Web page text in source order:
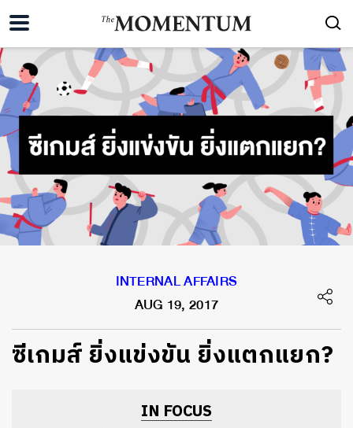
INTERNAL AFFAIRS
AUG 19, 2017
ซีเกมส์ ยิ่งแข่งขัน ยิ่งแตกแยก?
IN FOCUS